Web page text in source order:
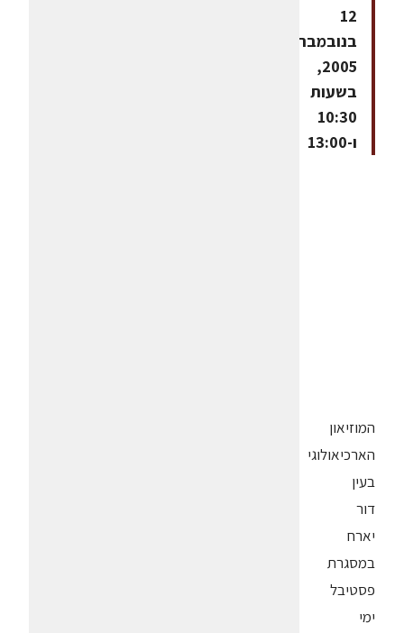
12
בנובמבר
2005,
בשעות
10:30
ו-13:00
המוזיאון
הארכיאולוגי
בעין
דור
יארח
במסגרת
פסטיבל
ימי